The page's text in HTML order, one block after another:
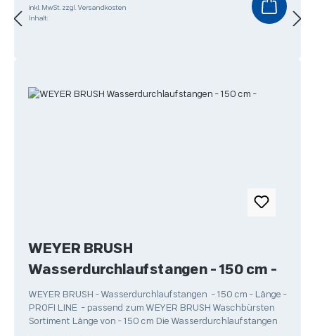
inkl. MwSt. zzgl. Versandkosten
Inhalt:
WEYER BRUSH
Wasserdurchlaufstangen - 150 cm -
WEYER BRUSH - Wasserdurchlaufstangen - 150 cm - Länge -
PROFI LINE - passend zum WEYER BRUSH Waschbürsten
Sortiment Länge von - 150 cm Die Wasserdurchlaufstangen